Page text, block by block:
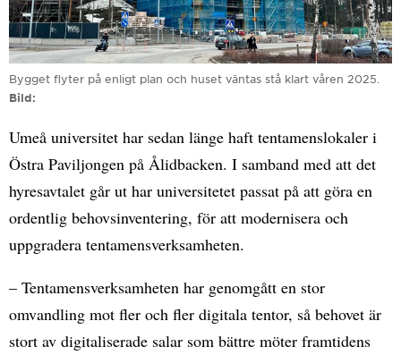
Bygget flyter på enligt plan och huset väntas stå klart våren 2025.
Bild
Umeå universitet har sedan länge haft tentamenslokaler i
Östra Paviljongen på Ålidbacken. I samband med att det
hyresavtalet går ut har universitetet passat på att göra en
ordentlig behovsinventering, för att modernisera och
uppgradera tentamensverksamheten.
– Tentamensverksamheten har genomgått en stor
omvandling mot fler och fler digitala tentor, så behovet är
stort av digitaliserade salar som bättre möter framtidens